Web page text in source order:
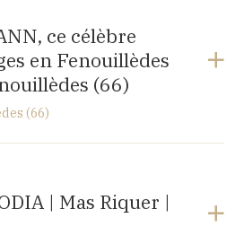
18 Place Clermont-
le-Franc
ce célèbre
en Fenouillèdes
(66)
(66)
| Mas Riquer |